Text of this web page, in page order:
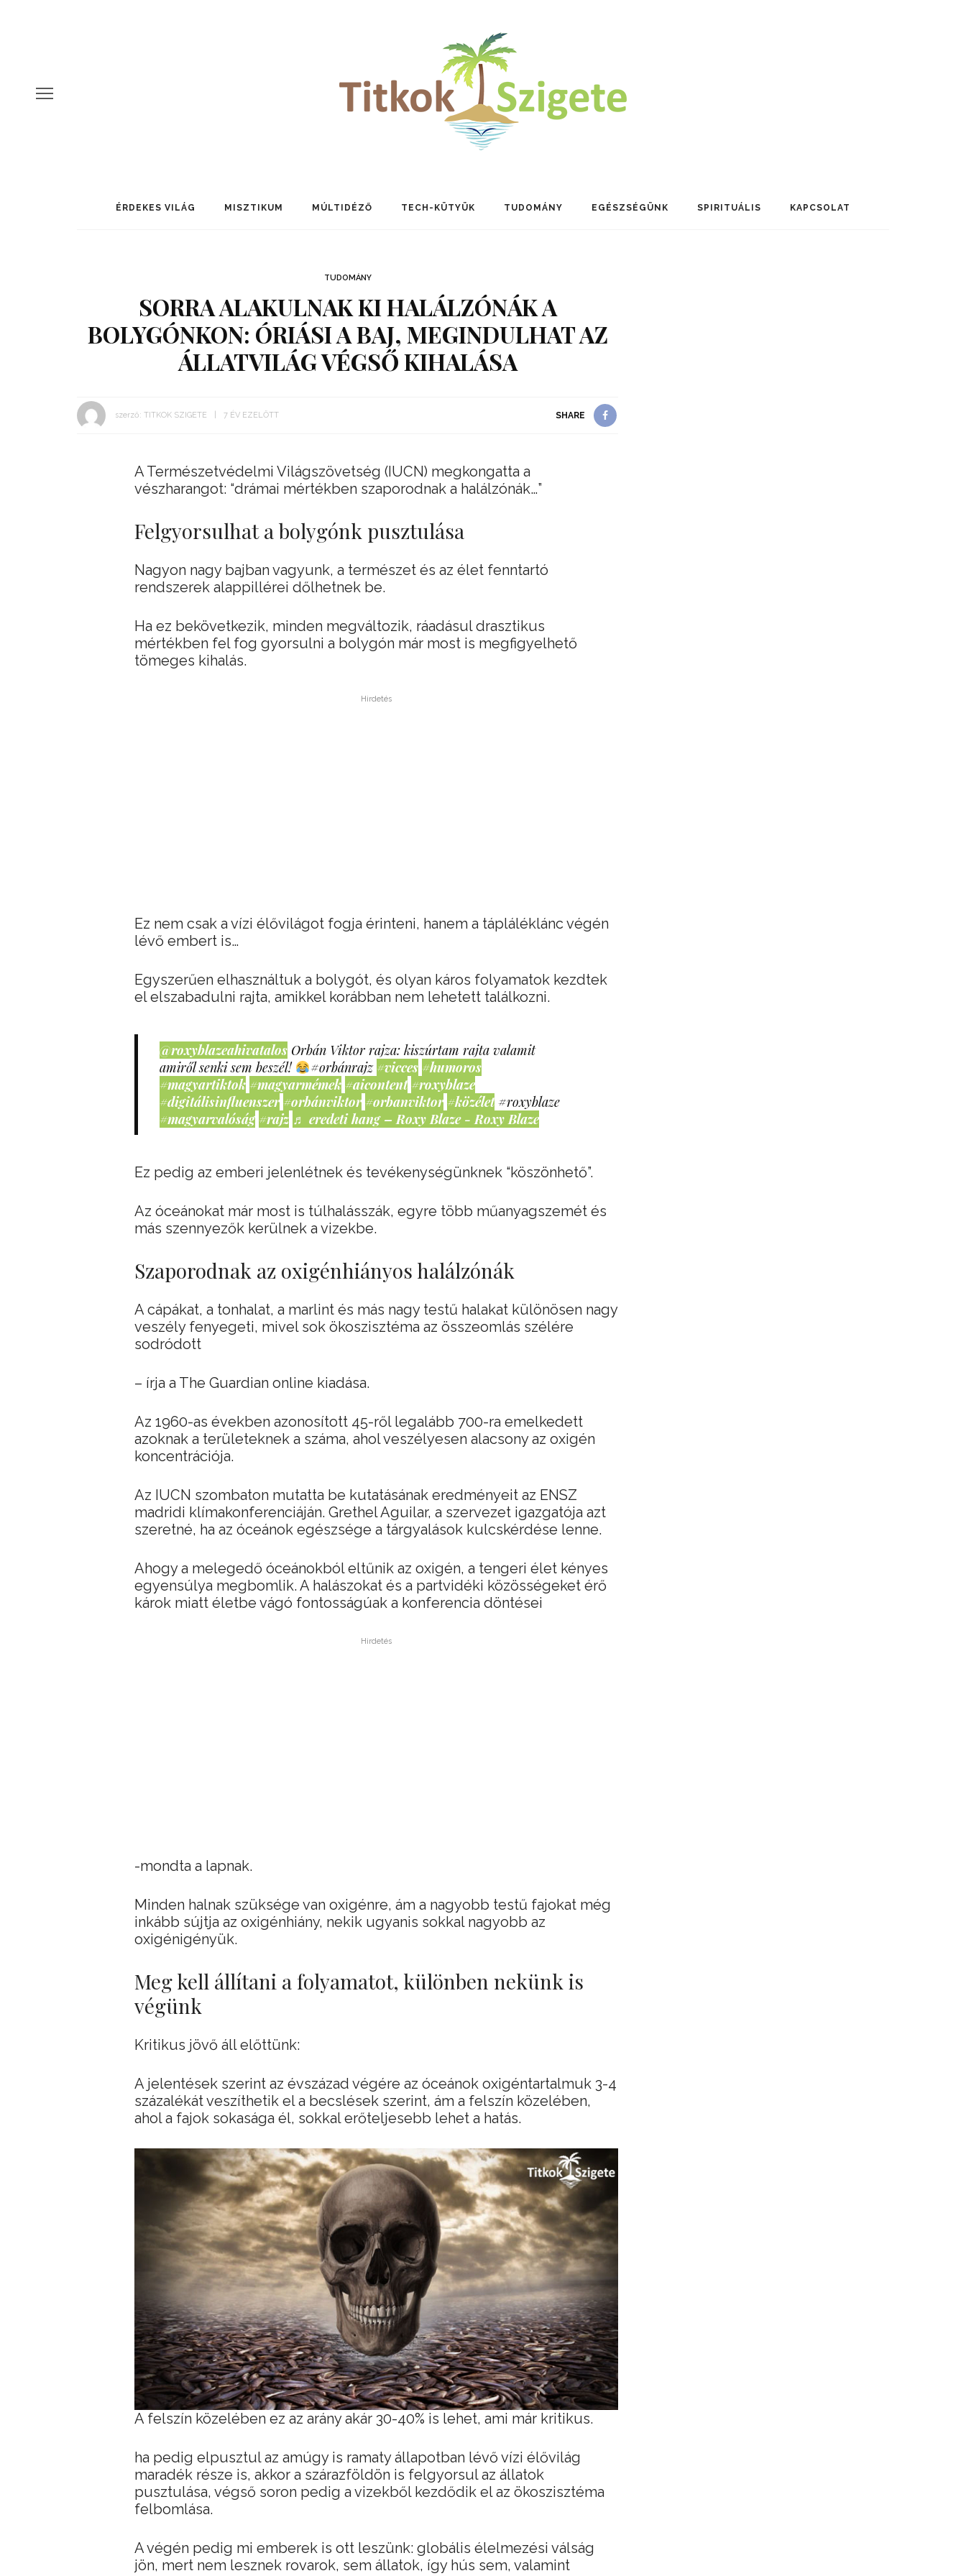
ÉRDEKES VILÁG MISZTIKUM MÚLTIDÉZŐ TECH-KÜTYÜK TUDOMÁNY EGÉSZSÉGÜNK SPIRITUÁLIS KAPCSOLAT
TUDOMÁNY
SORRA ALAKULNAK KI HALÁLZÓNÁK A
BOLYGÓNKON: ÓRIÁSI A BAJ, MEGINDULHAT AZ
ÁLLATVILÁG VÉGSŐ KIHALÁSA
szerző: TITKOK SZIGETE 7 ÉV EZELŐTT SHARE
A Természetvédelmi Világszövetség (IUCN) megkongatta a
vészharangot: “drámai mértékben szaporodnak a halálzónák…”
Felgyorsulhat a bolygónk pusztulása
Nagyon nagy bajban vagyunk, a természet és az élet fenntartó
rendszerek alappillérei dőlhetnek be.
Ha ez bekövetkezik, minden megváltozik, ráadásul drasztikus
mértékben fel fog gyorsulni a bolygón már most is megfigyelhető
tömeges kihalás.
Hirdetés
Ez nem csak a vízi élővilágot fogja érinteni, hanem a tápláléklánc végén
lévő embert is…
Egyszerűen elhasználtuk a bolygót, és olyan káros folyamatok kezdtek
el elszabadulni rajta, amikkel korábban nem lehetett találkozni.
@roxyblazeahivatalos Orbán Viktor rajza: kiszúrtam rajta valamit
amiről senki sem beszél!
#orbánrajz #vicces #humoros
#magyartiktok #magyarmémek #aicontent #roxyblaze
#digitálisinfluenszer #orbánviktor #orbanviktor #közélet #roxyblaze
#magyarvalóság #rajz ♬ eredeti hang – Roxy Blaze - Roxy Blaze
Ez pedig az emberi jelenlétnek és tevékenységünknek “köszönhető”.
Az óceánokat már most is túlhalásszák, egyre több műanyagszemét és
más szennyezők kerülnek a vizekbe.
Szaporodnak az oxigénhiányos halálzónák
A cápákat, a tonhalat, a marlint és más nagy testű halakat különösen nagy
veszély fenyegeti, mivel sok ökoszisztéma az összeomlás szélére
sodródott
– írja a The Guardian online kiadása.
Az 1960-as években azonosított 45-ről legalább 700-ra emelkedett
azoknak a területeknek a száma, ahol veszélyesen alacsony az oxigén
koncentrációja.
Az IUCN szombaton mutatta be kutatásának eredményeit az ENSZ
madridi klímakonferenciáján. Grethel Aguilar, a szervezet igazgatója azt
szeretné, ha az óceánok egészsége a tárgyalások kulcskérdése lenne.
Ahogy a melegedő óceánokból eltűnik az oxigén, a tengeri élet kényes
egyensúlya megbomlik. A halászokat és a partvidéki közösségeket érő
károk miatt életbe vágó fontosságúak a konferencia döntései
Hirdetés
-mondta a lapnak.
Minden halnak szüksége van oxigénre, ám a nagyobb testű fajokat még
inkább sújtja az oxigénhiány, nekik ugyanis sokkal nagyobb az
oxigénigényük.
Meg kell állítani a folyamatot, különben nekünk is
végünk
Kritikus jövő áll előttünk:
A jelentések szerint az évszázad végére az óceánok oxigéntartalmuk 3-4
százalékát veszíthetik el a becslések szerint, ám a felszín közelében,
ahol a fajok sokasága él, sokkal erőteljesebb lehet a hatás.
A felszín közelében ez az arány akár 30-40% is lehet, ami már kritikus.
ha pedig elpusztul az amúgy is ramaty állapotban lévő vízi élővilág
maradék része is, akkor a szárazföldön is felgyorsul az állatok
pusztulása, végső soron pedig a vizekből kezdődik el az ökoszisztéma
felbomlása.
A végén pedig mi emberek is ott leszünk: globális élelmezési válság
jön, mert nem lesznek rovarok, sem állatok, így hús sem, valamint